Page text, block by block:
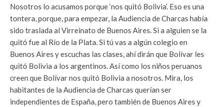
Nosotros lo acusamos porque ‘nos quitó Bolivia’. Eso es una
tontera, porque, para empezar, la Audiencia de Charcas había
sido traslada al Virreinato de Buenos Aires. Si a alguien se la
quitó fue al Río de la Plata. Si tú vas a algún colegio en
Buenos Aires y escuchas las clases, ahí dirán que Bolívar les
quitó Bolivia a los argentinos. Así como los niños peruanos
creen que Bolívar nos quitó Bolivia a nosotros. Mira, los
habitantes de la Audiencia de Charcas querían ser
independientes de España, pero también de Buenos Aires y